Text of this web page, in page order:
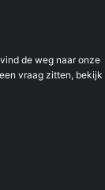
de weg naar onze
vraag zitten, bekijk